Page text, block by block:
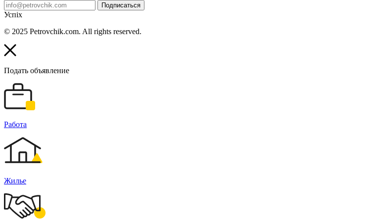
Подписаться
Успіх
© 2025 Petrovchik.com. All rights reserved.
Подать объявление
Работа
Жилье